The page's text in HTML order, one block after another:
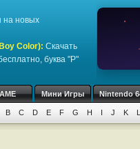
на новых
Color): Скачать
буква "P"
Мини Игры Nintendo
B C D E F G H I J K L